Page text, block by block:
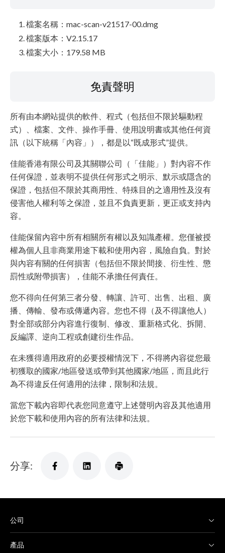
檔案名稱：mac-scan-v21517-00.dmg
檔案版本：V2.15.17
檔案大小：179.58 MB
免責聲明
所有由本網站提供的軟件、程式（包括但不限於驅動程
式）、檔案、文件、操作手冊、使用說明書或其他任何資
訊（以下統稱「內容」），都是以“既成形式”提供。
佳能香港有限公司及其關聯公司（「佳能」）對內容不作
任何保證，並表明不提供任何形式之明示、默示或隱含的
保證，包括但不限於其商用性、特殊目的之適用性及沒有
侵害他人權利等之保證，並且不負責更新，更正或支持內
容。
佳能保留內容中所有相關所有權以及知識產權。您僅被授
權為個人且非商業用途下載和使用內容，風險自負。對於
與內容有關的任何損害（包括但不限於間接、衍生性、懲
罰性或附帶損害），佳能不承擔任何責任。
您不得向任何第三者分發、轉讓、許可、出售、出租、廣
播、傳輸、發布或傳遞內容。您也不得（及不得讓他人）
對全部或部分內容進行復制、修改、重新格式化、拆開、
反編譯、逆向工程或創建衍生作品。
在未獲得適用政府的必要授權情況下，不得將內容從您最
初獲取的國家/地區發送或帶到其他國家/地區，而且此行
為不得違反任何適用的法律，限制和法規。
當您下載內容即代表您同意遵守上述聲明內容及其他適用
於您下載和使用內容的所有法律和法規。
分享:
公司
產品